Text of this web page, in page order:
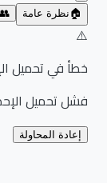
نظرة عامة 👥
خطأ في تحميل
فشل تحميل
إعادة المحاولة